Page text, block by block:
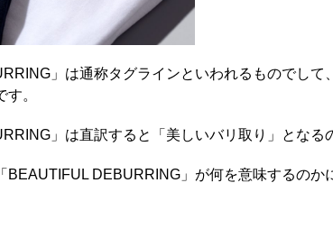
」は通称タグラインといわれるものでし
。
」は直訳すると「美しいバリ取り」となる
BEAUTIFUL DEBURRING」が何を意味するのか